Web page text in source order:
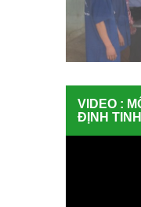
VIDEO :
ĐỊNH TINH